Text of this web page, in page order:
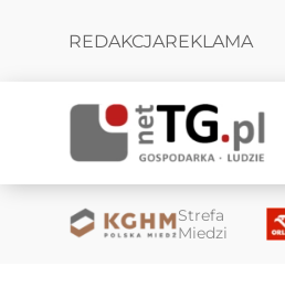
REDAKCJAREKLAMA
Strefa
Miedzi